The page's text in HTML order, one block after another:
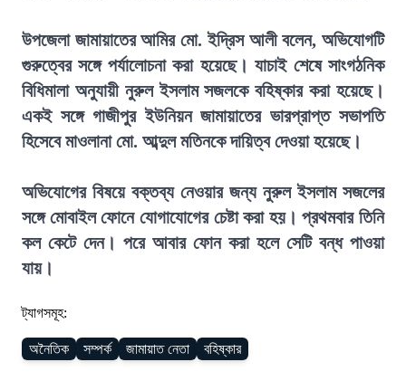
উপজেলা জামায়াতের আমির মো. ইদ্রিস আলী বলেন, অভিযোগটি
গুরুত্বের সঙ্গে পর্যালোচনা করা হয়েছে। যাচাই শেষে সাংগঠনিক
বিধিমালা অনুযায়ী নুরুল ইসলাম সজলকে বহিষ্কার করা হয়েছে।
একই সঙ্গে গাজীপুর ইউনিয়ন জামায়াতের ভারপ্রাপ্ত সভাপতি
হিসেবে মাওলানা মো. আব্দুল মতিনকে দায়িত্ব দেওয়া হয়েছে।
অভিযোগের বিষয়ে বক্তব্য নেওয়ার জন্য নুরুল ইসলাম সজলের
সঙ্গে মোবাইল ফোনে যোগাযোগের চেষ্টা করা হয়। প্রথমবার তিনি
কল কেটে দেন। পরে আবার ফোন করা হলে সেটি বন্ধ পাওয়া
যায়।
ট্যাগসমূহ:
অনৈতিক সম্পর্ক জামায়াত নেতা বহিষ্কার